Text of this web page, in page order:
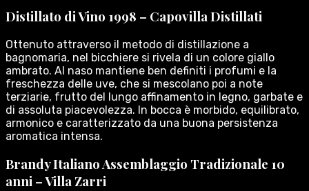
Distillato di Vino 1998 – Capovilla Distillati
Ottenuto attraverso il metodo di distillazione a
bagnomaria, nel bicchiere si rivela di un colore giallo
ambrato. Al naso mantiene ben definiti i profumi e la
freschezza delle uve, che si mescolano poi a note
terziarie, frutto del lungo affinamento in legno, garbate e
di assoluta piacevolezza. In bocca è morbido, equilibrato,
armonico e caratterizzato da una buona persistenza
aromatica intensa.
Brandy Italiano Assemblaggio Tradizionale 10
anni – Villa Zarri